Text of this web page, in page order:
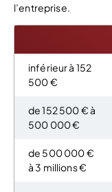
l’entreprise.
inférieur à 152
500 €
de 152 500 € à
500 000 €
de 500 000 €
à 3 millions €